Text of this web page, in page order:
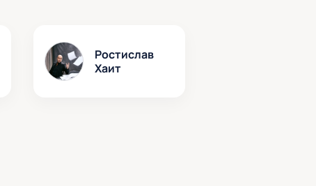
Ростислав
Хаит